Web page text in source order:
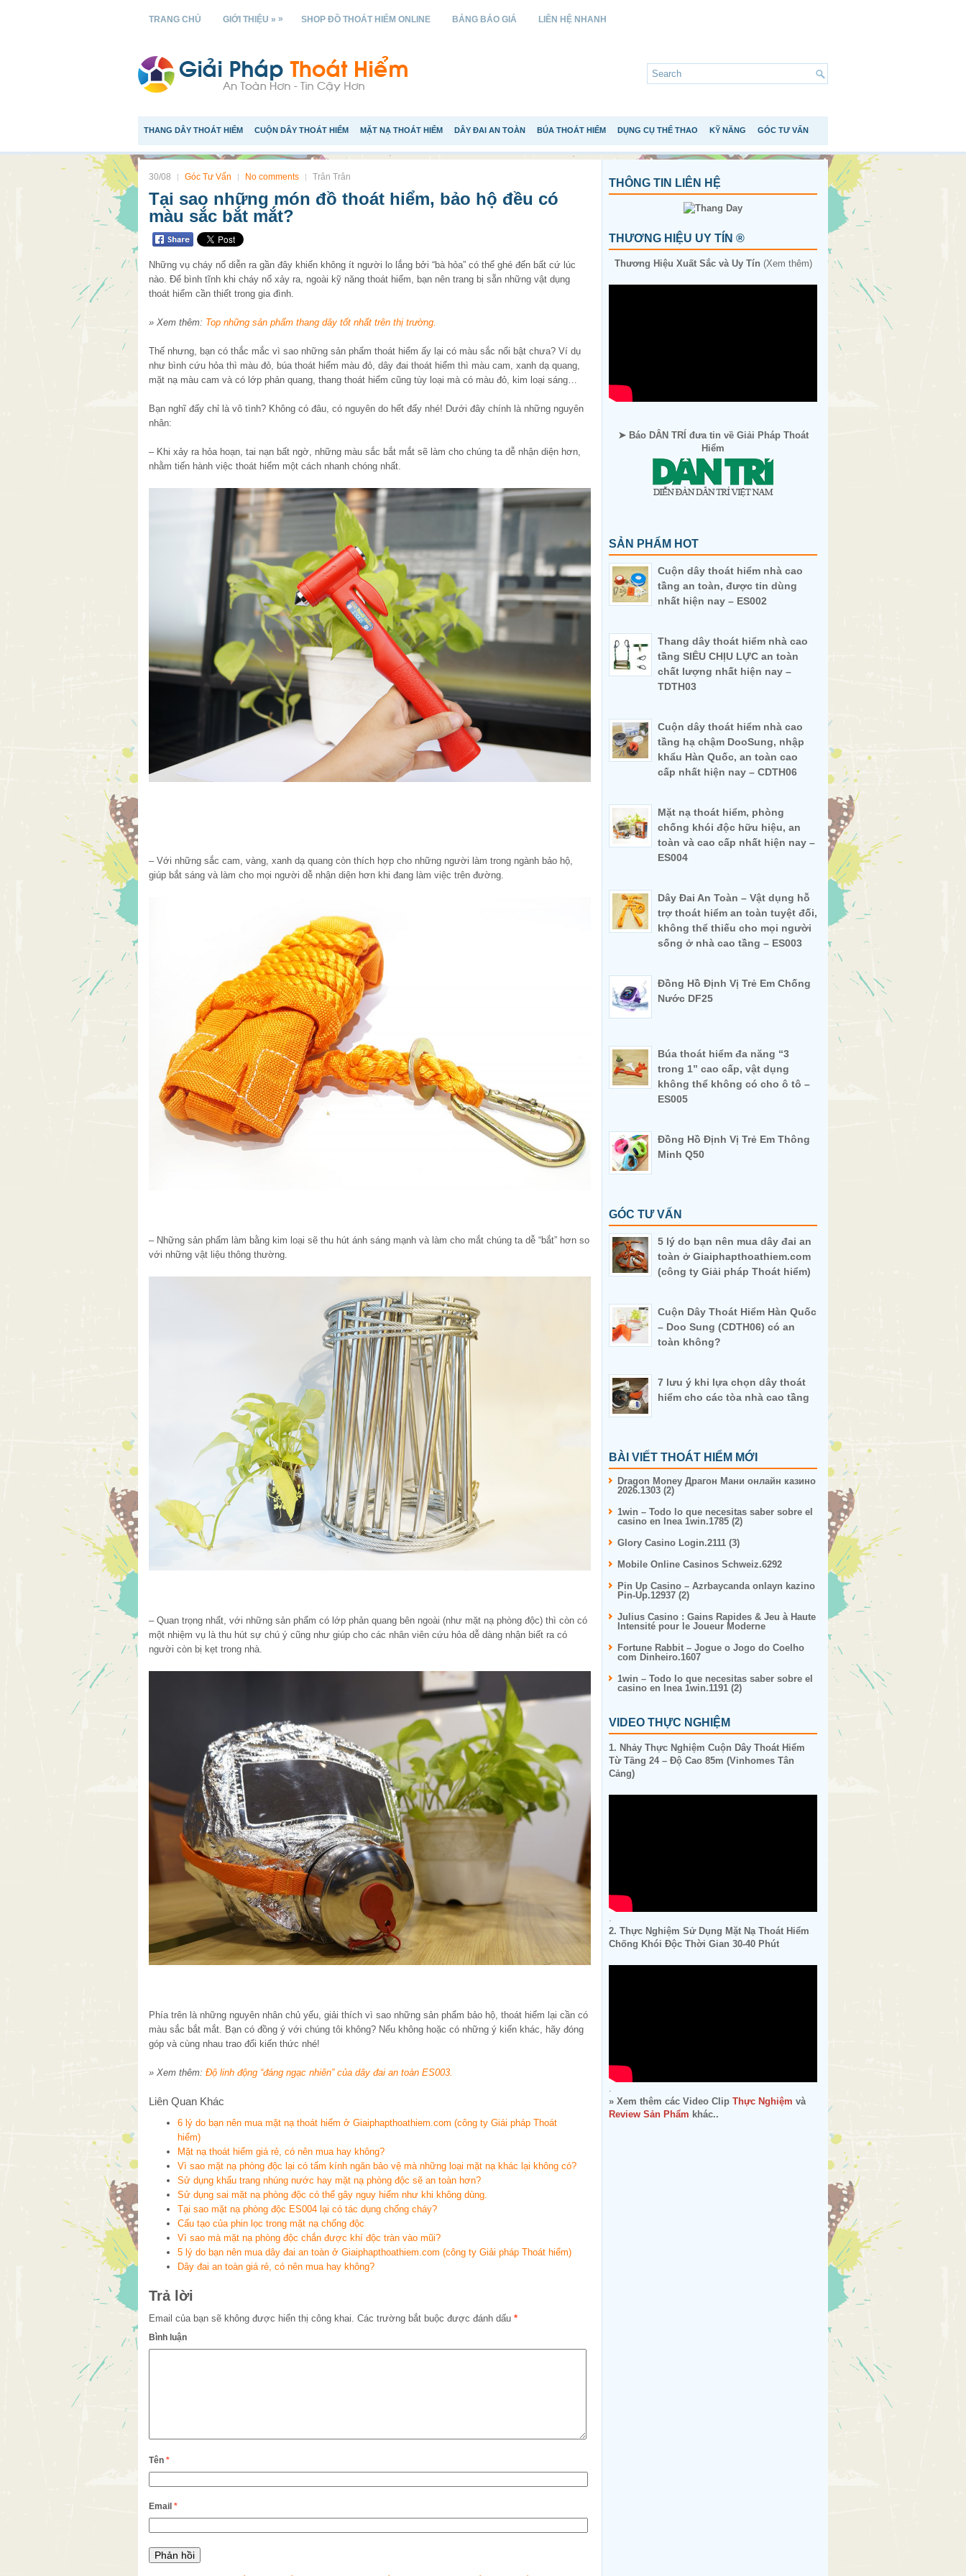
TRANG CHỦ GIỚI THIỆU » » SHOP ĐỒ THOÁT HIỂM ONLINE BẢNG BÁO GIÁ LIÊN HỆ NHANH
THANG DÂY THOÁT HIỂM CUỘN DÂY THOÁT HIỂM MẶT NẠ THOÁT HIỂM DÂY ĐAI AN TOÀN BÚA THOÁT HIỂM DỤNG CỤ THỂ THAO KỸ NĂNG GÓC TƯ VẤN
30/08 Góc Tư Vấn No comments Trân Trân
Tại sao những món đồ thoát hiểm, bảo hộ đều có
màu sắc bắt mắt?
Những vụ cháy nổ diễn ra gần đây khiến không ít người lo lắng bởi “bà hỏa” có thể ghé đến bất cứ lúc
nào. Để bình tĩnh khi cháy nổ xảy ra, ngoài kỹ năng thoát hiểm, bạn nên trang bị sẵn những vật dụng
thoát hiểm cần thiết trong gia đình.
» Xem thêm: Top những sản phẩm thang dây tốt nhất trên thị trường.
Thế nhưng, bạn có thắc mắc vì sao những sản phẩm thoát hiểm ấy lại có màu sắc nổi bật chưa? Ví dụ
như bình cứu hỏa thì màu đỏ, búa thoát hiểm màu đỏ, dây đai thoát hiểm thì màu cam, xanh dạ quang,
mặt nạ màu cam và có lớp phản quang, thang thoát hiểm cũng tùy loại mà có màu đỏ, kim loại sáng…
Bạn nghĩ đấy chỉ là vô tình? Không có đâu, có nguyên do hết đấy nhé! Dưới đây chính là những nguyên
nhân:
– Khi xảy ra hỏa hoạn, tai nạn bất ngờ, những màu sắc bắt mắt sẽ làm cho chúng ta dễ nhận diện hơn,
nhằm tiến hành việc thoát hiểm một cách nhanh chóng nhất.
– Với những sắc cam, vàng, xanh dạ quang còn thích hợp cho những người làm trong ngành bảo hộ,
giúp bắt sáng và làm cho mọi người dễ nhận diện hơn khi đang làm việc trên đường.
– Những sản phẩm làm bằng kim loại sẽ thu hút ánh sáng mạnh và làm cho mắt chúng ta dễ “bắt” hơn so
với những vật liệu thông thường.
– Quan trọng nhất, với những sản phẩm có lớp phản quang bên ngoài (như mặt nạ phòng độc) thì còn có
một nhiệm vụ là thu hút sự chú ý cũng như giúp cho các nhân viên cứu hỏa dễ dàng nhận biết ra có
người còn bị kẹt trong nhà.
Phía trên là những nguyên nhân chủ yếu, giải thích vì sao những sản phẩm bảo hộ, thoát hiểm lại cần có
màu sắc bắt mắt. Bạn có đồng ý với chúng tôi không? Nếu không hoặc có những ý kiến khác, hãy đóng
góp và cùng nhau trao đổi kiến thức nhé!
» Xem thêm: Độ linh động “đáng ngạc nhiên” của dây đai an toàn ES003.
Liên Quan Khác
6 lý do bạn nên mua mặt nạ thoát hiểm ở Giaiphapthoathiem.com (công ty Giái pháp Thoát
hiểm)
Mặt nạ thoát hiểm giá rẻ, có nên mua hay không?
Vì sao mặt nạ phòng độc lại có tấm kính ngăn bảo vệ mà những loại mặt nạ khác lại không có?
Sử dụng khẩu trang nhúng nước hay mặt nạ phòng độc sẽ an toàn hơn?
Sử dụng sai mặt nạ phòng độc có thể gây nguy hiểm như khi không dùng.
Tại sao mặt nạ phòng độc ES004 lại có tác dụng chống cháy?
Cấu tạo của phin lọc trong mặt nạ chống độc
Vì sao mà mặt nạ phòng độc chắn được khí độc tràn vào mũi?
5 lý do bạn nên mua dây đai an toàn ở Giaiphapthoathiem.com (công ty Giải pháp Thoát hiểm)
Dây đai an toàn giá rẻ, có nên mua hay không?
Trả lời
Email của bạn sẽ không được hiển thị công khai. Các trường bắt buộc được đánh dấu *
Bình luận
Tên *
Email *
THÔNG TIN LIÊN HỆ
THƯƠNG HIỆU UY TÍN ®
Thương Hiệu Xuất Sắc và Uy Tín (Xem thêm)
➤ Báo DÂN TRÍ đưa tin về Giải Pháp Thoát
Hiểm
SẢN PHẨM HOT
Cuộn dây thoát hiểm nhà cao
tầng an toàn, được tin dùng
nhất hiện nay – ES002
Thang dây thoát hiểm nhà cao
tầng SIÊU CHỊU LỰC an toàn
chất lượng nhất hiện nay –
TDTH03
Cuộn dây thoát hiểm nhà cao
tầng hạ chậm DooSung, nhập
khẩu Hàn Quốc, an toàn cao
cấp nhất hiện nay – CDTH06
Mặt nạ thoát hiểm, phòng
chống khói độc hữu hiệu, an
toàn và cao cấp nhất hiện nay –
ES004
Dây Đai An Toàn – Vật dụng hỗ
trợ thoát hiểm an toàn tuyệt đối,
không thể thiếu cho mọi người
sống ở nhà cao tầng – ES003
Đồng Hồ Định Vị Trẻ Em Chống
Nước DF25
Búa thoát hiểm đa năng “3
trong 1” cao cấp, vật dụng
không thể không có cho ô tô –
ES005
Đồng Hồ Định Vị Trẻ Em Thông
Minh Q50
GÓC TƯ VẤN
5 lý do bạn nên mua dây đai an
toàn ở Giaiphapthoathiem.com
(công ty Giải pháp Thoát hiểm)
Cuộn Dây Thoát Hiểm Hàn Quốc
– Doo Sung (CDTH06) có an
toàn không?
7 lưu ý khi lựa chọn dây thoát
hiểm cho các tòa nhà cao tầng
BÀI VIẾT THOÁT HIỂM MỚI
Dragon Money Драгон Мани онлайн казино
2026.1303 (2)
1win – Todo lo que necesitas saber sobre el
casino en lnea 1win.1785 (2)
Glory Casino Login.2111 (3)
Mobile Online Casinos Schweiz.6292
Pin Up Casino – Azrbaycanda onlayn kazino
Pin-Up.12937 (2)
Julius Casino : Gains Rapides & Jeu à Haute
Intensité pour le Joueur Moderne
Fortune Rabbit – Jogue o Jogo do Coelho
com Dinheiro.1607
1win – Todo lo que necesitas saber sobre el
casino en lnea 1win.1191 (2)
VIDEO THỰC NGHIỆM
1. Nhảy Thực Nghiệm Cuộn Dây Thoát Hiểm
Từ Tầng 24 – Độ Cao 85m (Vinhomes Tân
Cảng)
.
2. Thực Nghiệm Sử Dụng Mặt Nạ Thoát Hiểm
Chống Khói Độc Thời Gian 30-40 Phút
.
» Xem thêm các Video Clip Thực Nghiệm và
Review Sản Phẩm khác..